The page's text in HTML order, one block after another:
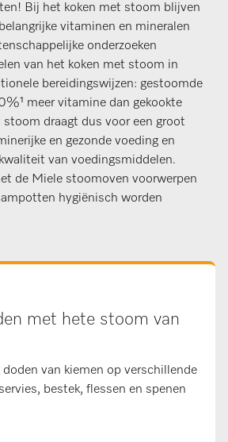
Bij het koken met stoom blijven
vitaminen en mineralen
onderzoeken
van het koken met stoom in
bereidingswijzen: gestoomde
meer vitamine dan gekookte
stoom draagt dus voor een groot
en gezonde voeding en
van voedingsmiddelen.
de Miele stoomoven voorwerpen
hygiënisch worden
met hete stoom van
doden van kiemen op verschillende
bestek, flessen en spenen